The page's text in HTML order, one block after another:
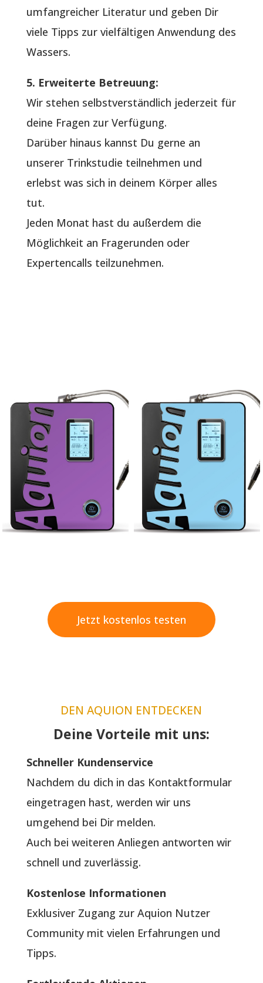
umfangreicher Literatur und geben Dir
viele Tipps zur vielfältigen Anwendung des
Wassers.
5. Erweiterte Betreuung:
Wir stehen selbstverständlich jederzeit für
deine Fragen zur Verfügung.
Darüber hinaus kannst Du gerne an
unserer Trinkstudie teilnehmen und
erlebst was sich in deinem Körper alles
tut.
Jeden Monat hast du außerdem die
Möglichkeit an Fragerunden oder
Expertencalls teilzunehmen.
Jetzt kostenlos testen
DEN AQUION ENTDECKEN
Deine Vorteile mit uns:
Schneller Kundenservice
Nachdem du dich in das Kontaktformular
eingetragen hast, werden wir uns
umgehend bei Dir melden.
Auch bei weiteren Anliegen antworten wir
schnell und zuverlässig.
Kostenlose Informationen
Exklusiver Zugang zur Aquion Nutzer
Community mit vielen Erfahrungen und
Tipps.